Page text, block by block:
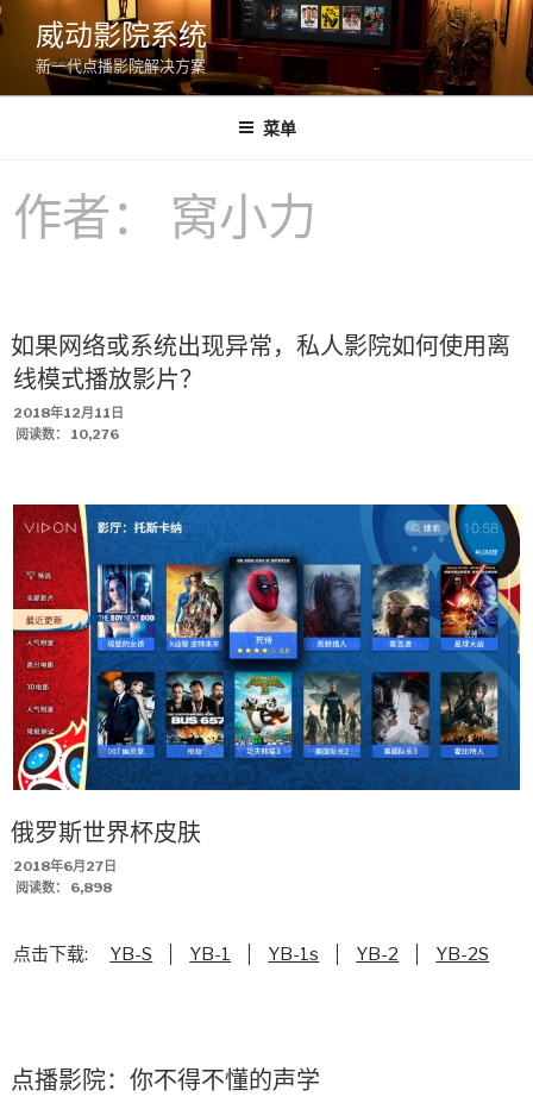
跳
至
容
威动影院系统
新一代点播影院解决方案
菜单
作者： 窝小力
如果网络或系统出现异常，私人影院如何使用离
线模式播放影片？
发
布
2018年12月11日
阅读数： 10,276
俄罗斯世界杯皮肤
发
布
2018年6月27日
阅读数： 6,898
点击下载: YB-S YB-1 YB-1s YB-2 YB-2S
点播影院：你不得不懂的声学